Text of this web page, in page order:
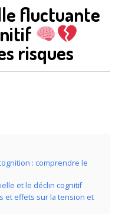
fluctuante
risques
: comprendre le
et le déclin cognitif
et effets sur la tension et